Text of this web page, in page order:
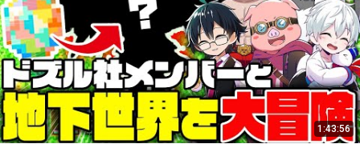
1:43:56